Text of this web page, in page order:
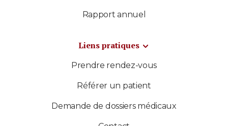
Rapport annuel
Liens pratiques
Prendre rendez-vous
Référer un patient
Demande de dossiers médicaux